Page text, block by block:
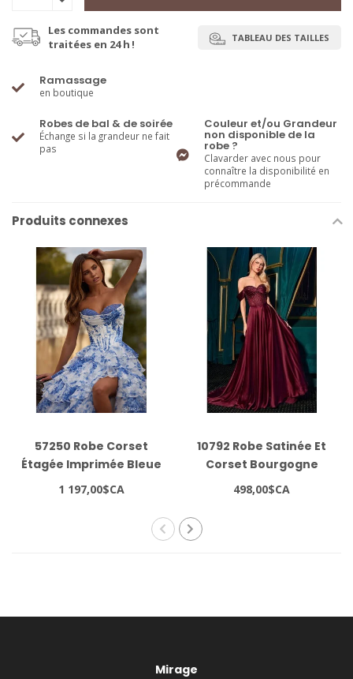
Les commandes sont
traitées en 24 h !
TABLEAU DES TAILLES
Ramassage
en boutique
Robes de bal & de soirée
Échange si la grandeur ne fait
pas
Couleur et/ou Grandeur
non disponible de la
robe ?
Clavarder avec nous pour
connaître la disponibilité en
précommande
Produits connexes
57250 Robe Corset
Étagée Imprimée Bleue
1 197,00$CA
10792 Robe Satinée Et
Corset Bourgogne
498,00$CA
Mirage